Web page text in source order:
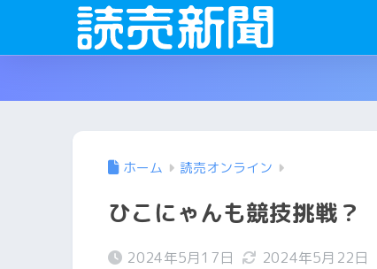
ホーム 読売オンライン
ひこにゃんも競技挑戦？
2024年5月17日 2024年5月22日